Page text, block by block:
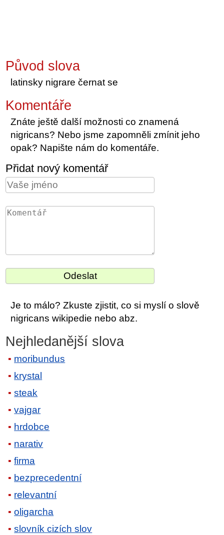
Původ slova
latinsky nigrare černat se
Komentáře
Znáte ještě další možnosti co znamená
nigricans? Nebo jsme zapomněli zmínit jeho
opak? Napište nám do komentáře.
Přidat nový komentář
Je to málo? Zkuste zjistit, co si myslí o slově
nigricans wikipedie nebo abz.
Nejhledanější slova
moribundus
krystal
steak
vajgar
hrdobce
narativ
firma
bezprecedentní
relevantní
oligarcha
slovník cizích slov